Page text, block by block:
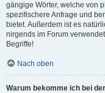
gängige Wörter, welche von
spezifischere Anfrage und
bietet. Außerdem ist es
nirgends im Forum
Begriffe!
Nach oben
Warum bekomme ich bei